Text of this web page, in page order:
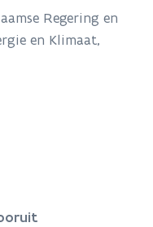
Regering en
en Klimaat,